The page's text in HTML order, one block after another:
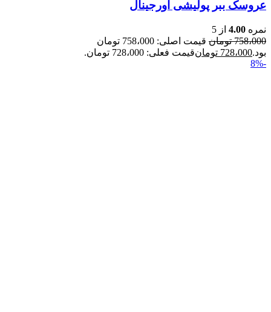
عروسک ببر پولیشی اورجينال
نمره 4.00 از 5
758،000 تومان
قیمت اصلی: 758،000 تومان
بود.728،000 تومانقیمت فعلی: 728،000 تومان.
-8%